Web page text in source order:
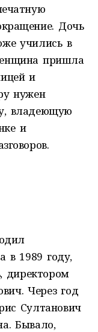
Дочь
учились в
пришла
и
нужен
владеющую
и
в 1989 году,
директором
Через год
Султанович
Бывало,